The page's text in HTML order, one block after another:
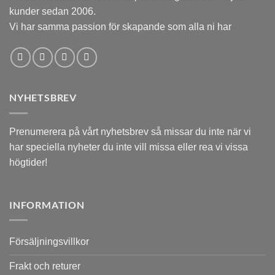
kunder sedan 2006.
Vi har samma passion för skapande som alla ni har
NYHETSBREV
Prenumerera på vårt nyhetsbrev så missar du inte när vi
har speciella nyheter du inte vill missa eller rea vi vissa
högtider!
INFORMATION
Försäljningsvillkor
Frakt och returer